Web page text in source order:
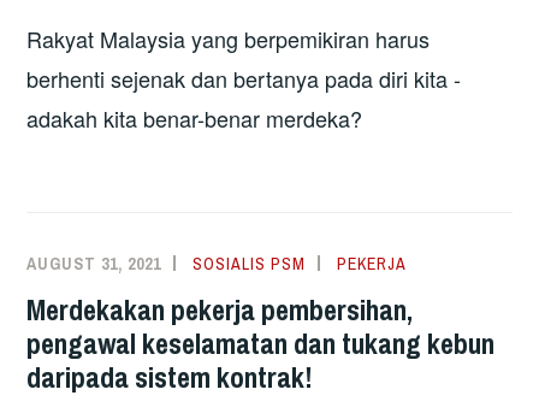
Rakyat Malaysia yang berpemikiran harus
berhenti sejenak dan bertanya pada diri kita -
adakah kita benar-benar merdeka?
AUGUST 31, 2021 SOSIALIS PSM PEKERJA
Merdekakan pekerja pembersihan,
pengawal keselamatan dan tukang kebun
daripada sistem kontrak!